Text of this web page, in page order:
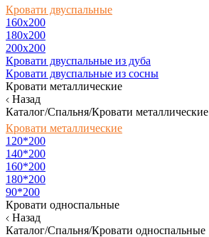
Кровати двуспальные
160х200
180x200
200x200
Кровати двуспальные из дуба
Кровати двуспальные из сосны
Кровати металлические
Назад
Каталог/Спальня/Кровати металлические
Кровати металлические
120*200
140*200
160*200
180*200
90*200
Кровати односпальные
Назад
Каталог/Спальня/Кровати односпальные